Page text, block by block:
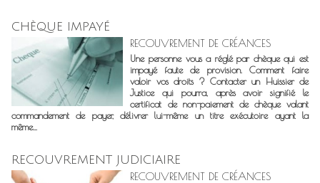
CHÈQUE IMPAYÉ
RECOUVREMENT DE CRÉANCES
Une personne vous a réglé par chèque qui est
impayé faute de provision. Comment faire
valoir vos droits ? Contacter un Huissier de
Justice qui pourra, après avoir signifié le
certificat de non-paiement de chèque valant
commandement de payer, délivrer lui-même un titre exécutoire ayant la
même...
RECOUVREMENT JUDICIAIRE
RECOUVREMENT DE CRÉANCES